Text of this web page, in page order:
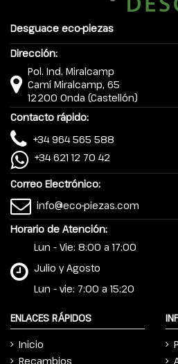
Desguace eco-piezas
Dirección:
Pol. Ind. Miralcamp
Camí Miralcamp, 65
12200 Onda (Castellón)
Contacto rápido:
+34 964 565 588
+34 621 12 70 42
Correo Electrónico:
info@eco-piezas.com
Horario de Atención:
Lun - Vie: 8:00 a 17:00
Julio y Agosto
Lun - vie: 7:00 a 15:20
ENLACES RÁPIDOS
Inicio
Recambios